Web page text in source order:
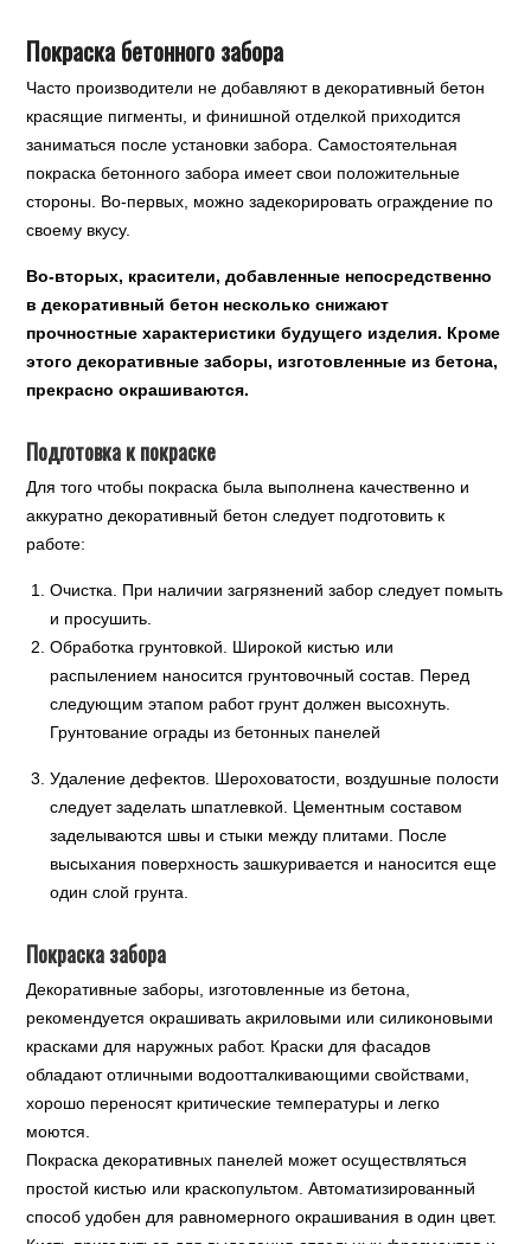
Покраска бетонного забора
Часто производители не добавляют в декоративный бетон
красящие пигменты, и финишной отделкой приходится
заниматься после установки забора. Самостоятельная
покраска бетонного забора имеет свои положительные
стороны. Во-первых, можно задекорировать ограждение по
своему вкусу.
Во-вторых, красители, добавленные непосредственно
в декоративный бетон несколько снижают
прочностные характеристики будущего изделия. Кроме
этого декоративные заборы, изготовленные из бетона,
прекрасно окрашиваются.
Подготовка к покраске
Для того чтобы покраска была выполнена качественно и
аккуратно декоративный бетон следует подготовить к
работе:
Очистка. При наличии загрязнений забор следует помыть
и просушить.
Обработка грунтовкой. Широкой кистью или
распылением наносится грунтовочный состав. Перед
следующим этапом работ грунт должен высохнуть.
Грунтование ограды из бетонных панелей
Удаление дефектов. Шероховатости, воздушные полости
следует заделать шпатлевкой. Цементным составом
заделываются швы и стыки между плитами. После
высыхания поверхность зашкуривается и наносится еще
один слой грунта.
Покраска забора
Декоративные заборы, изготовленные из бетона,
рекомендуется окрашивать акриловыми или силиконовыми
красками для наружных работ. Краски для фасадов
обладают отличными водоотталкивающими свойствами,
хорошо переносят критические температуры и легко
моются.
Покраска декоративных панелей может осуществляться
простой кистью или краскопультом. Автоматизированный
способ удобен для равномерного окрашивания в один цвет.